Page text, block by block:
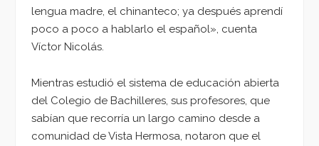
lengua madre, el chinanteco; ya después aprendí
poco a poco a hablarlo el español», cuenta
Víctor Nicolás.
Mientras estudió el sistema de educación abierta
del Colegio de Bachilleres, sus profesores, que
sabían que recorría un largo camino desde a
comunidad de Vista Hermosa, notaron que el